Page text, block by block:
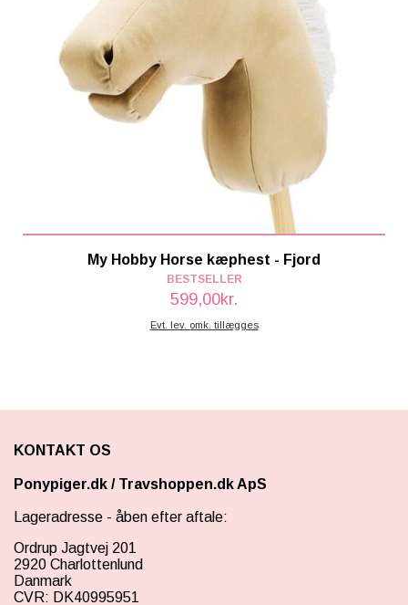
My Hobby Horse kæphest - Fjord
BESTSELLER
599,00kr.
Evt. lev. omk. tillægges
KONTAKT OS
Ponypiger.dk / Travshoppen.dk ApS
Lageradresse - åben efter aftale:
Ordrup Jagtvej 201
2920 Charlottenlund
Danmark
CVR: DK40995951